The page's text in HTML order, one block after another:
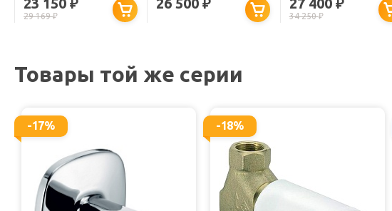
₽
29 169₽
₽ ₽
34 250₽
Товары той же серии
-17% -18%